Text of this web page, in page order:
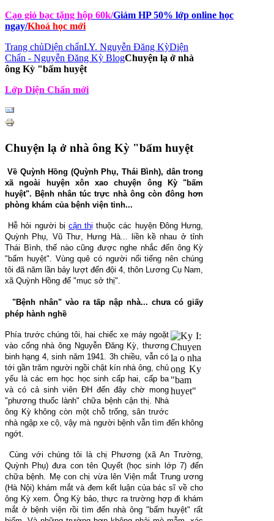
Cạo gió bạc tặng hộp 60k/Giảm HP 50% lớp online học
ngay/Khoá học mới
Trang chủDiện chẩnLY. Nguyễn Đăng KỳDiện
Chẩn - Nguyễn Đăng Kỳ BlogChuyện lạ ở nhà
ông Kỳ "bấm huyệt
Lớp Diện Chẩn mới
Chuyện lạ ở nhà ông Kỳ "bấm huyệt
Về Quỳnh Hồng (Quỳnh Phụ, Thái Bình), dân trong
xã ngoài huyện xôn xao chuyện ông Kỳ "bấm
huyệt". Bệnh nhân túc trực nhà ông còn đông hơn
phòng khám của bệnh viện tỉnh...
Hễ hỏi người bị cận thị thuộc các huyện Đông Hưng,
Quỳnh Phụ, Vũ Thư, Hưng Hà... liền kề nhau ở tỉnh
Thái Bình, thế nào cũng được nghe nhắc đến ông Kỳ
"bấm huyệt". Vùng quê có người nổi tiếng nên chúng
tôi đã năm lần bảy lượt đến đội 4, thôn Lương Cụ Nam,
xã Quỳnh Hồng để "mục sở thị".
"Bệnh nhân" vào ra tấp nập nhà... chưa có giấy
phép hành nghề
Phía trước chúng tôi, hai chiếc xe máy ngoặt
vào cổng nhà ông Nguyễn Đăng Kỳ, thương
binh hạng 4, sinh năm 1941. 3h chiều, vẫn có
tới gần trăm người ngồi chật kín nhà ông, chủ
yếu là các em học học sinh cấp hai, cấp ba
và có cả sinh viên ĐH đến đây chờ mong
"phương thuốc lành" chữa bệnh cận thị. Nhà
ông Kỳ không còn một chỗ trống, sân trước
nhà ngập xe cộ, vậy mà người bệnh vẫn tìm đến không
ngớt.
Cùng với chúng tôi là chị Phương (xã An Trường,
Quỳnh Phụ) đưa con tên Quyết (học sinh lớp 7) đến
chữa bệnh. Mẹ con chị vừa lên Viện mắt Trung ương
(Hà Nội) khám mắt và đem kết luận của bác sĩ về cho
ông Kỳ xem. Ông Kỳ bảo, thực ra trường hợp đi khám
mắt ở bệnh viện rồi tìm đến nhà ông "bấm huyệt" rất